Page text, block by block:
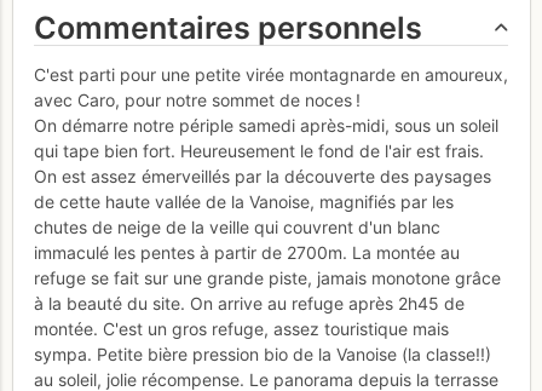
Commentaires personnels
C'est parti pour une petite virée montagnarde en amoureux,
avec Caro, pour notre sommet de noces !
On démarre notre périple samedi après-midi, sous un soleil
qui tape bien fort. Heureusement le fond de l'air est frais.
On est assez émerveillés par la découverte des paysages
de cette haute vallée de la Vanoise, magnifiés par les
chutes de neige de la veille qui couvrent d'un blanc
immaculé les pentes à partir de 2700m. La montée au
refuge se fait sur une grande piste, jamais monotone grâce
à la beauté du site. On arrive au refuge après 2h45 de
montée. C'est un gros refuge, assez touristique mais
sympa. Petite bière pression bio de la Vanoise (la classe!!)
au soleil, jolie récompense. Le panorama depuis la terrasse